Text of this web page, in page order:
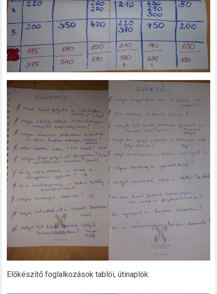
Előkészítő foglalkozások tablói, útinaplók: